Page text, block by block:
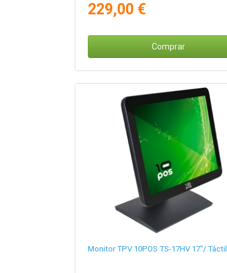
229,00 €
Comprar
Monitor TPV 10POS TS-17HV 17"/ Táctil